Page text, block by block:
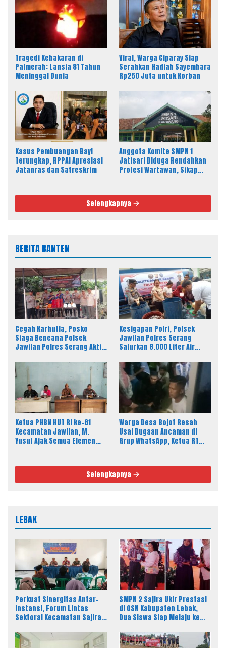
Tragedi Kebakaran di
Palmerah: Lansia 81 Tahun
Meninggal Dunia
Viral, Warga Ciparay Siap
Serahkan Hadiah Sayembara
Rp250 Juta untuk Korban
Kasus Pembuangan Bayi
Terungkap, RPPAI Apresiasi
Jatanras dan Satreskrim
Anggota Komite SMPN 1
Jatisari Diduga Rendahkan
Profesi Wartawan, Sikap
Selengkapnya
BERITA BANTEN
Cegah Karhutla, Posko
Siaga Bencana Polsek
Jawilan Polres Serang Aktif
Kesigapan Polri, Polsek
Jawilan Polres Serang
Salurkan 8.000 Liter Air
Majasari
Ketua PHBN HUT RI ke-81
Kecamatan Jawilan, M.
Yusuf Ajak Semua Elemen
Warga Desa Bojot Resah
Usai Dugaan Ancaman di
Grup WhatsApp, Ketua RT
Selengkapnya
LEBAK
Perkuat Sinergitas Antar-
Instansi, Forum Lintas
Sektoral Kecamatan Sajira
SMPN 2 Sajira Ukir Prestasi
di OSN Kabupaten Lebak,
Dua Siswa Siap Melaju ke